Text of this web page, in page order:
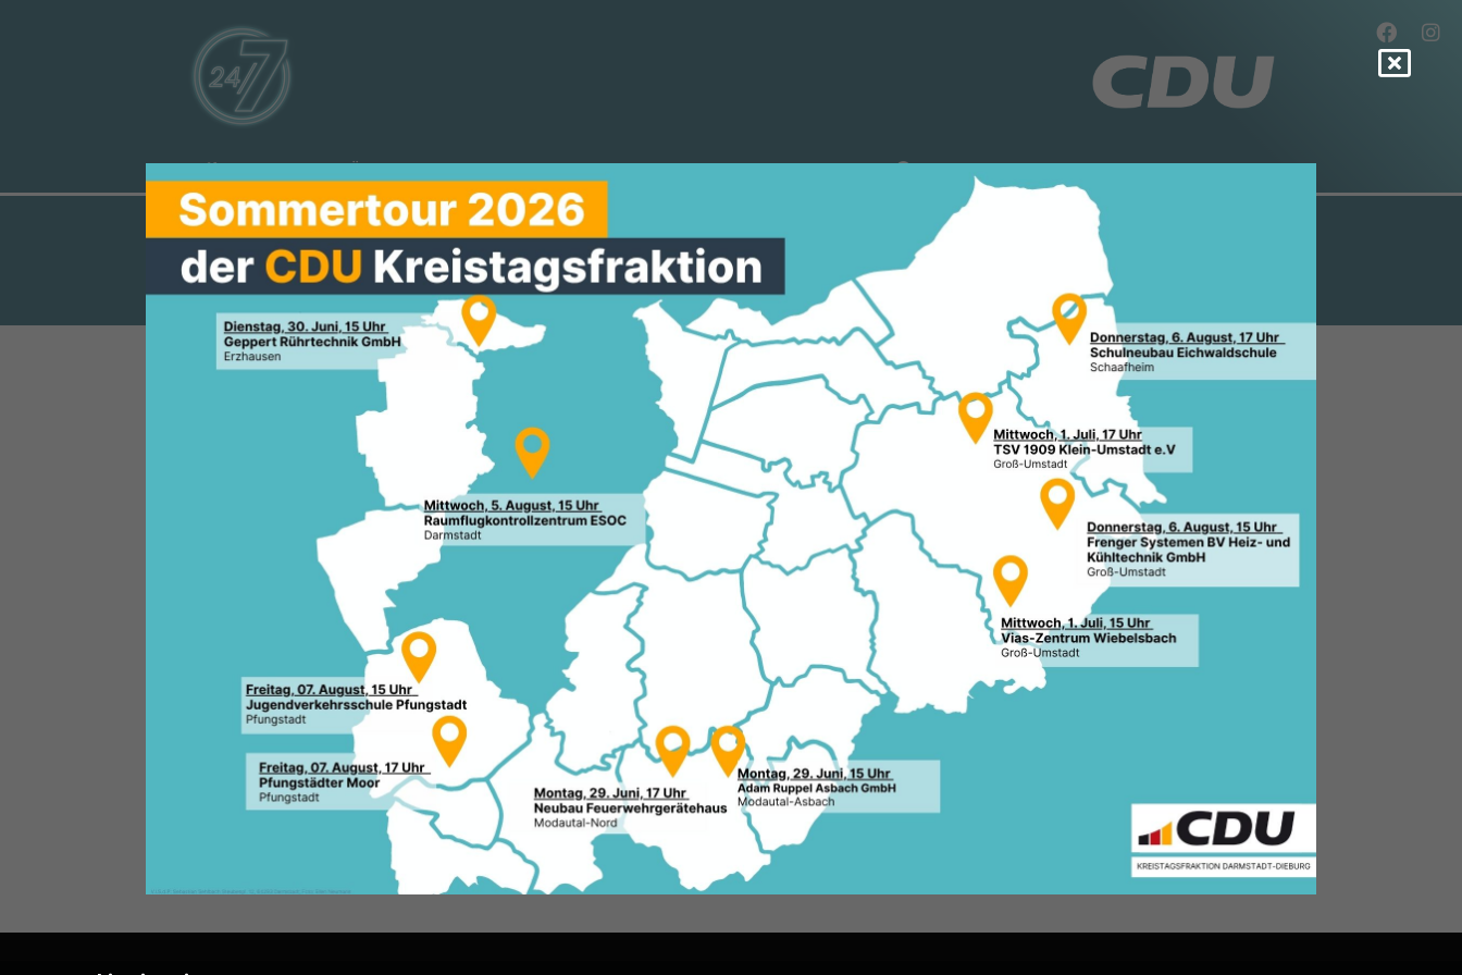
Aktuelles Über uns Vereinigungen Arbeitskreise Mitmachen
MITTELSTANDS- UND WIRTSCHAFTSUNION
Die Mittelstands- und Wirtschaftsunion ist der organisatorische Zusammenschluss von wirtschafts- und
gesellschaftspolitisch interessierten Personen, insbesondere von Unternehmern, Gewerbetreibenden,
Angehörige der freien Berufe, Landwirten und Leitenden Angestellten sowie verantwortlich Tätigen in Wirtschaft
und Verwaltung.
Peter Seeger
Kontakt über die CDU Geschäftsstelle:
Kontakt
Weitere Informationen finden Sie auch unterwww.mit-dadi.de